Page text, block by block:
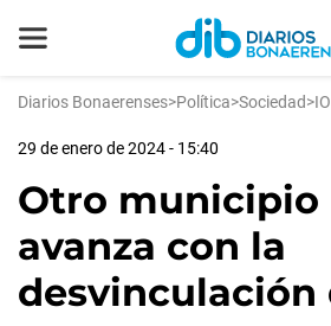
Diarios Bonaerenses>Política>Sociedad>
29 de enero de 2024 - 15:40
Otro municipio
avanza con la
desvinculación